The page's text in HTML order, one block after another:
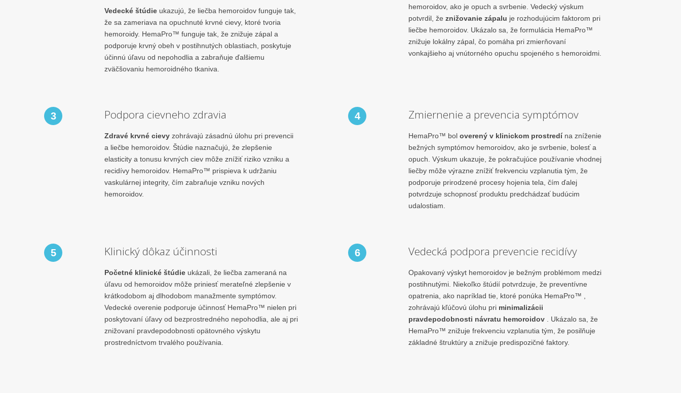
Vedecké štúdieukazujú, že liečba hemoroidov funguje tak,
že sa zameriava na opuchnuté krvné cievy, ktoré tvoria
hemoroidy. HemaPro™ funguje tak, že znižuje zápal a
podporuje krvný obeh v postihnutých oblastiach, poskytuje
účinnú úľavu od nepohodlia a zabraňuje ďalšiemu
zväčšovaniu hemoroidného tkaniva.
hemoroidov, ako je opuch a svrbenie. Vedecký výskum
potvrdil, že znižovanie zápalu je rozhodujúcim faktorom pri
liečbe hemoroidov. Ukázalo sa, že formulácia HemaPro™
znižuje lokálny zápal, čo pomáha pri zmierňovaní
vonkajšieho aj vnútorného opuchu spojeného s hemoroidmi.
3 Podpora cievneho zdravia
Zdravé krvné cievyzohrávajú zásadnú úlohu pri prevencii
a liečbe hemoroidov. Štúdie naznačujú, že zlepšenie
elasticity a tonusu krvných ciev môže znížiť riziko vzniku a
recidívy hemoroidov. HemaPro™ prispieva k udržaniu
vaskulárnej integrity, čím zabraňuje vzniku nových
hemoroidov.
4 Zmiernenie a prevencia symptómov
HemaPro™ bol overený v klinickom prostredína zníženie
bežných symptómov hemoroidov, ako je svrbenie, bolesť a
opuch. Výskum ukazuje, že pokračujúce používanie vhodnej
liečby môže výrazne znížiť frekvenciu vzplanutia tým, že
podporuje prirodzené procesy hojenia tela, čím ďalej
potvrdzuje schopnosť produktu predchádzať budúcim
udalostiam.
5 Klinický dôkaz účinnosti
Početné klinické štúdieukázali, že liečba zameraná na
úľavu od hemoroidov môže priniesť merateľné zlepšenie v
krátkodobom aj dlhodobom manažmente symptómov.
Vedecké overenie podporuje účinnosť HemaPro™ nielen pri
poskytovaní úľavy od bezprostredného nepohodlia, ale aj pri
znižovaní pravdepodobnosti opätovného výskytu
prostredníctvom trvalého používania.
6 Vedecká podpora prevencie recidívy
Opakovaný výskyt hemoroidov je bežným problémom medzi
postihnutými. Niekoľko štúdií potvrdzuje, že preventívne
opatrenia, ako napríklad tie, ktoré ponúka HemaPro™ ,
zohrávajú kľúčovú úlohu pri minimalizácii
pravdepodobnosti návratu hemoroidov. Ukázalo sa, že
HemaPro™ znižuje frekvenciu vzplanutia tým, že posilňuje
základné štruktúry a znižuje predispozičné faktory.